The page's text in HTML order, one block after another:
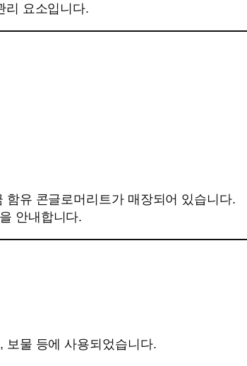
리 요소입니다.
함유 콘글로머리트가 매장되어 있습니다.
안내합니다.
보물 등에 사용되었습니다.